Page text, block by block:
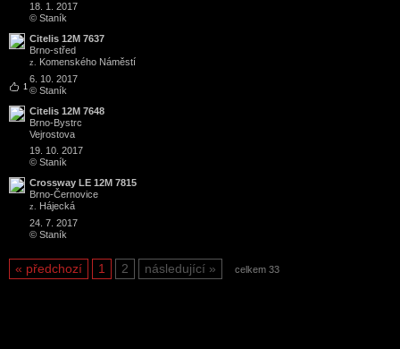
18. 1. 2017
© Staník
1
Citelis 12M 7637
Brno-střed
z. Komenského Náměstí
6. 10. 2017
© Staník
Citelis 12M 7648
Brno-Bystrc
Vejrostova
19. 10. 2017
© Staník
Crossway LE 12M 7815
Brno-Černovice
z. Hájecká
24. 7. 2017
© Staník
předchozí 1 2 následující celkem 33